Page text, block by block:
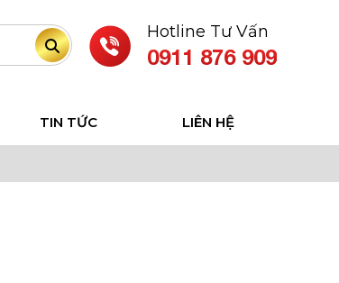
Hotline Tư Vấn
0911 876 909
TIN TỨC LIÊN HỆ